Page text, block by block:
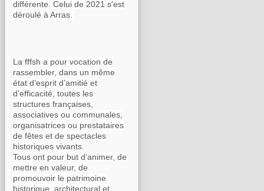
différente. Celui de 2021 s'est
déroulé à Arras.
La fffsh a pour vocation de
rassembler, dans un même
état d’esprit d’amitié et
d’efficacité, toutes les
structures françaises,
associatives ou communales,
organisatrices ou prestataires
de fêtes et de spectacles
historiques vivants.
Tous ont pour but d’animer, de
mettre en valeur, de
promouvoir le patrimoine
historique, architectural et